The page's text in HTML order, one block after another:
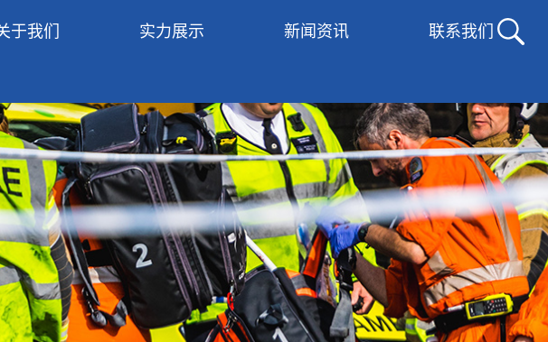
于我们 实力展示 新闻资讯 联系我们